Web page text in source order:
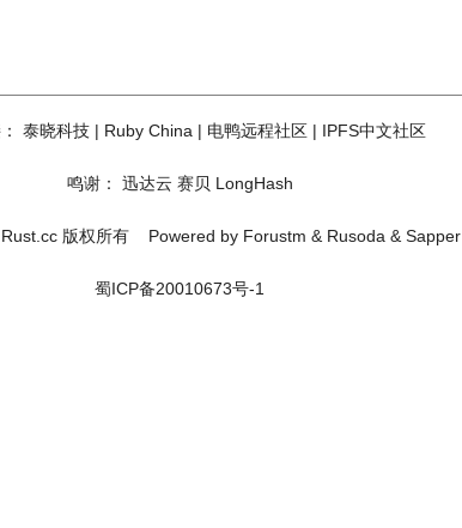
泰晓科技| Ruby China | 电鸭远程社区| IPFS中文社区
鸣谢： 迅达云 赛贝 LongHash
版权所有 Powered by Forustm & Rusoda & Sapper
蜀ICP备20010673号-1